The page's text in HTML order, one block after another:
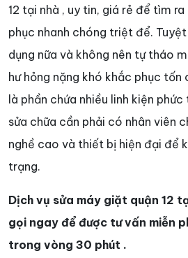
12 tại nhà , uy tin, giá rẻ để tìm
phục nhanh chóng triệt để.
dụng nữa và không nên tự tháo
hư hỏng nặng khó khắc phục tốn
là phần chứa nhiều linh kiện
sửa chữa cần phải có nhân viên
nghề cao và thiết bị hiện đại để
trạng.
Dịch vụ sửa máy giặt quận 12
gọi ngay để được tư vấn miễn
trong vòng 30 phút .